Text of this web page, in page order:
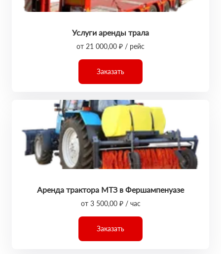
Услуги аренды трала
от 21 000,00 ₽ / рейс
Заказать
Аренда трактора МТЗ в Фершампенуазе
от 3 500,00 ₽ / час
Заказать